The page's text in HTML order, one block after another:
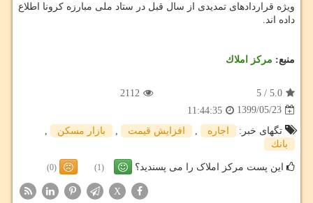
ویژه قراردادهای تمدیدی از سال قبل در ستاد ملی مبارزه کرونا اطلاع
داده اند.
منبع: مركز املاك
5.0
/
5
2112
1399/05/23
11:44:35
تگهای خبر:
اجاره , افزایش قیمت , بازار مسكن
,
بانك
این پست مرکز املاک را می پسندید؟ (1)
(0)
X